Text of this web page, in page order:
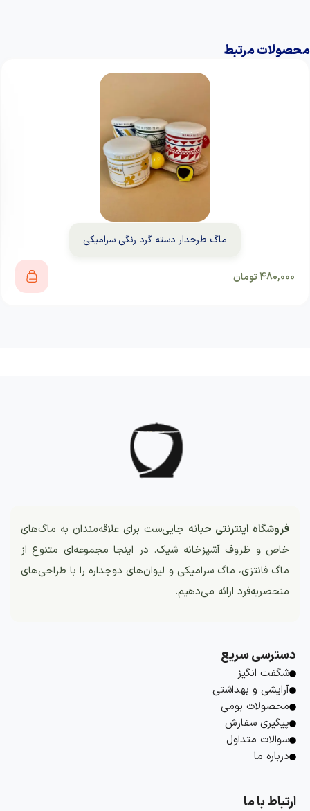
محصولات مرتبط
ماگ طرحدار دسته گرد رنگی سرامیکی
480,000تومان
فروشگاه اینترنتی حبانه جایی‌ست برای علاقه‌مندان به ماگ‌های
خاص و ظروف آشپزخانه شیک. در اینجا مجموعه‌ای متنوع از
ماگ فانتزی، ماگ سرامیکی و لیوان‌های دوجداره را با طراحی‌های
منحصربه‌فرد ارائه می‌دهیم.
دسترسی سریع
شگفت انگیز
آرایشی و بهداشتی
محصولات بومی
پیگیری سفارش
سوالات متداول
درباره ما
ارتباط با ما